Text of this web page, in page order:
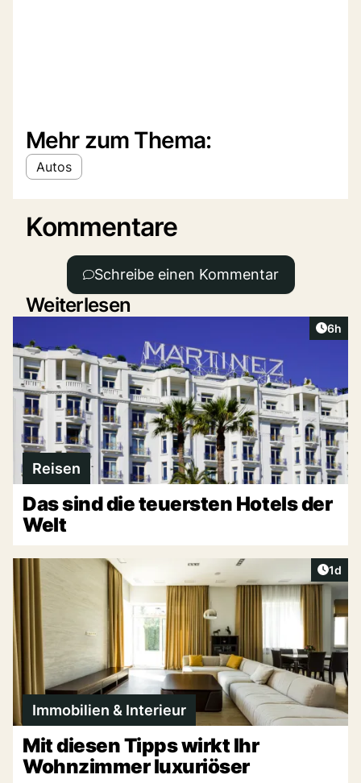
Mehr zum Thema:
Autos
Kommentare
Schreibe einen Kommentar
Weiterlesen
6h
Reisen
Das sind die teuersten Hotels der
Welt
1d
Immobilien & Interieur
Mit diesen Tipps wirkt Ihr
Wohnzimmer luxuriöser